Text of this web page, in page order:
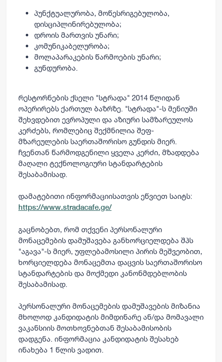
პუნქტუალურობა, მოწესრიგებულობა,
დისციპლინირებულობა;
დროის მართვის უნარი;
კომუნიკაბელურობა;
მოლაპარაკების წარმოების უნარი;
გუნდურობა.
რესტორნების ქსელი "სტრადა" 2014 წლიდან
ოპერირებს ქართულ ბაზრზე. "სტრადა"-ს მენიუში
შეხვდებით ევროპული და აზიური სამზარეულოს
კერძებს, რომლებიც შექმნილია შეფ-
მზარეულების საერთაშორისო გუნდის მიერ.
ჩვენთან წარმოდგენილი ყველა კერძი, მზადდება
მაღალი ტექნოლოგიური სტანდარტების
შესაბამისად.
დამატებითი ინფორმაციისათვის ეწვიეთ საიტს:
https://www.stradacafe.ge/
გაცნობებთ, რომ თქვენი პერსონალური
მონაცემების დამუშავება განხორციელდება შპს
"აგავა"-ს მიერ, უფლებამოსილი პირის მეშვეობით,
ხორციელდება მონაცემთა დაცვის საერთაშორისო
სტანდარტების და მოქმედი კანონმდებლობის
შესაბამისად.
პერსონალური მონაცემების დამუშავების მიზანია
მხოლოდ კანდიდატის მიმდინარე ან/და მომავალი
ვაკანსიის მოთხოვნებთან შესაბამისობის
დადგენა. ინფორმაცია კანდიდატის შესახებ
ინახება 1 წლის ვადით.